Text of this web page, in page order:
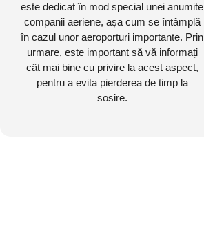
este dedicat în mod special unei anumite
companii aeriene, așa cum se întâmplă
în cazul unor aeroporturi importante. Prin
urmare, este important să vă informați
cât mai bine cu privire la acest aspect,
pentru a evita pierderea de timp la
sosire.